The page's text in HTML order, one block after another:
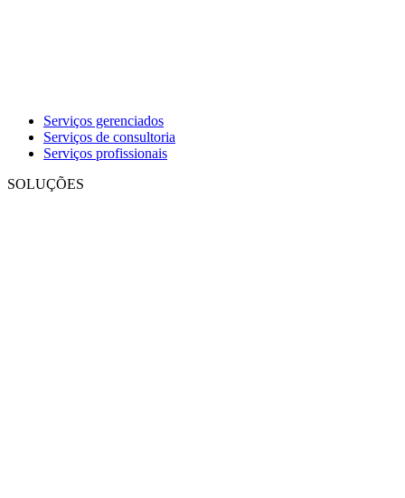
Serviços gerenciados
Serviços de consultoria
Serviços profissionais
SOLUÇÕES